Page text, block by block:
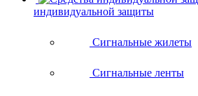
индивидуальной защиты
Сигнальные жилеты
Сигнальные ленты